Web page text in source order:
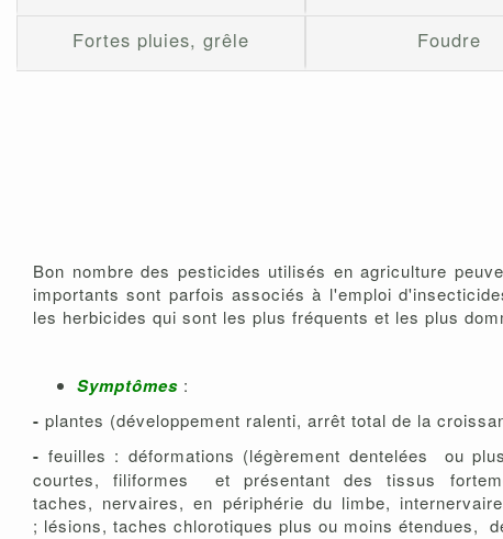
Fortes pluies, grêle Foudre
Bon nombre des pesticides utilisés en agriculture
importants sont parfois associés à l'emploi
les herbicides qui sont les plus fréquents et les plus
Symptômes :
- plantes (développement ralenti, arrêt total de la
- feuilles : déformations (légèrement dentelées ou
courtes, filiformes et présentant des tissus
taches, nervaires, en périphérie du limbe,
; lésions, taches chlorotiques plus ou moins étendues,